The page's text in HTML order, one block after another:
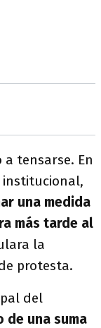
a tensarse. En
institucional,
una medida
más tarde al
la
protesta.
del
de una suma